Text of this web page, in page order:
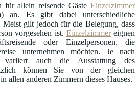
für allein reisende Gäste Einzelzimmer
an. Es gibt dabei unterschiedliche
Meist gilt jedoch für die Belegung, dass
vorgesehen ist. Einzelzimmereignen
oder Einzelpersonen, die
unternehmen möchten. Je nach
variiert auch die Ausstattung des
können Sie von der gleichen
allen anderen Zimmern dieses Hauses.